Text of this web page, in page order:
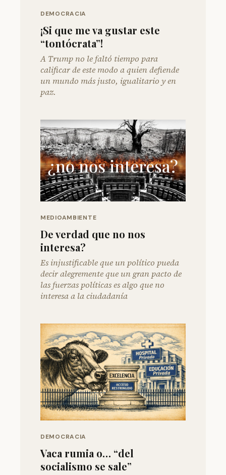
DEMOCRACIA
¡Si que me va gustar este
“tontócrata”!
A Trump no le faltó tiempo para
calificar de este modo a quien defiende
un mundo más justo, igualitario y en
paz.
MEDIOAMBIENTE
De verdad que no nos
interesa?
Es injustificable que un político pueda
decir alegremente que un gran pacto de
las fuerzas políticas es algo que no
interesa a la ciudadanía
DEMOCRACIA
Vaca rumia o… “del
socialismo se sale”